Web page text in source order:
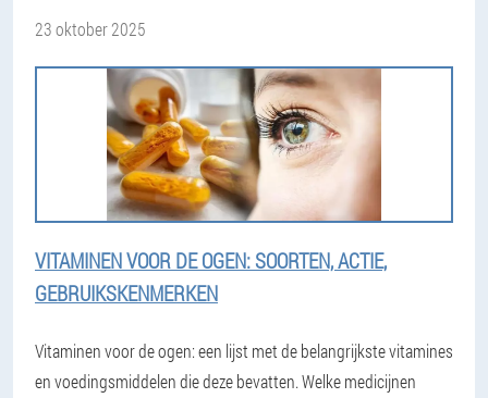
23 oktober 2025
VITAMINEN VOOR DE OGEN: SOORTEN, ACTIE,
GEBRUIKSKENMERKEN
Vitaminen voor de ogen: een lijst met de belangrijkste vitamines
en voedingsmiddelen die deze bevatten. Welke medicijnen